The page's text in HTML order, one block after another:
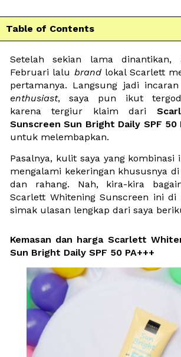
Table of Contents
Setelah sekian lama dinantikan,
Februari lalu brand lokal Scarlett
pertamanya. Langsung jadi
enthusiast, saya pun ikut
karena tergiur klaim dari
Sunscreen Sun Bright Daily SPF 50
untuk melembapkan.
Pasalnya, kulit saya yang kombinasi
mengalami kekeringan khususnya
dan rahang. Nah, kira-kira
Scarlett Whitening Sunscreen ini di
simak ulasan lengkap dari saya
Kemasan dan harga Scarlett
Sun Bright Daily SPF 50 PA+++